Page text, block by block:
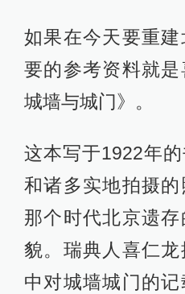
如果在今天要重
要的参考资料就
城墙与城门》。
这本写于1922年
和诸多实地拍摄
那个时代北京遗
貌。瑞典人喜仁
中对城墙城门的